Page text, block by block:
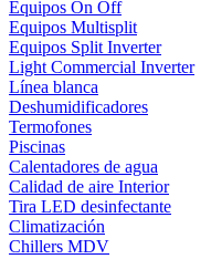
Equipos On Off
Equipos Multisplit
Equipos Split Inverter
Light Commercial Inverter
Línea blanca
Deshumidificadores
Termofones
Piscinas
Calentadores de agua
Calidad de aire Interior
Tira LED desinfectante
Climatización
Chillers MDV